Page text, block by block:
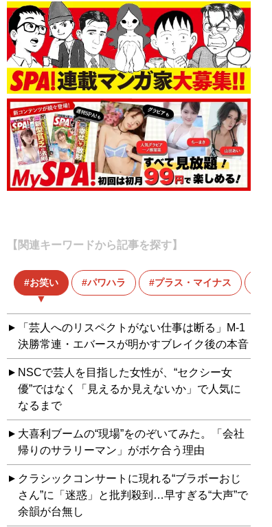
【関連キーワードから記事を探す】
お笑い パワハラ プラス・マイナス
「芸人へのリスペクトがない仕事は断る」M-1
決勝常連・エバースが明かすブレイク後の本音
NSCで芸人を目指した女性が、“セクシー女
優”ではなく「見えるか見えないか」で人気に
なるまで
大喜利ブームの“現場”をのぞいてみた。「会社
帰りのサラリーマン」がボケ合う理由
クラシックコンサートに現れる“ブラボーおじ
さん”に「迷惑」と批判殺到…早すぎる“大声”で
余韻が台無し